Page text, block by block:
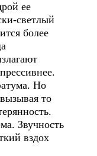
ее
светлый
более
Но
то
Звучность
вздох